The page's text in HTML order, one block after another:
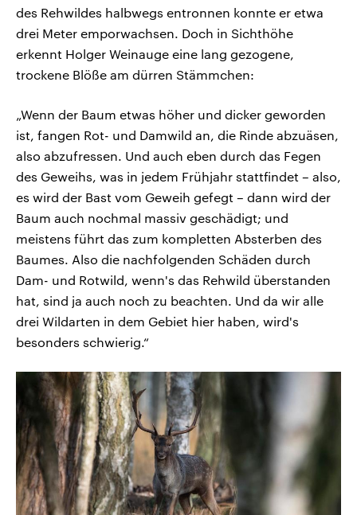
des Rehwildes halbwegs entronnen konnte er etwa
drei Meter emporwachsen. Doch in Sichthöhe
erkennt Holger Weinauge eine lang gezogene,
trockene Blöße am dürren Stämmchen:
„Wenn der Baum etwas höher und dicker geworden
ist, fangen Rot- und Damwild an, die Rinde abzuäsen,
also abzufressen. Und auch eben durch das Fegen
des Geweihs, was in jedem Frühjahr stattfindet – also,
es wird der Bast vom Geweih gefegt – dann wird der
Baum auch nochmal massiv geschädigt; und
meistens führt das zum kompletten Absterben des
Baumes. Also die nachfolgenden Schäden durch
Dam- und Rotwild, wenn's das Rehwild überstanden
hat, sind ja auch noch zu beachten. Und da wir alle
drei Wildarten in dem Gebiet hier haben, wird's
besonders schwierig.“